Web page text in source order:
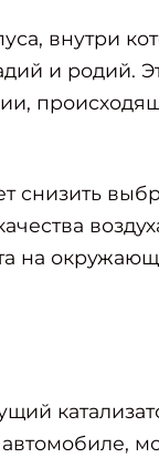
внутри
и родий.
снизить
на